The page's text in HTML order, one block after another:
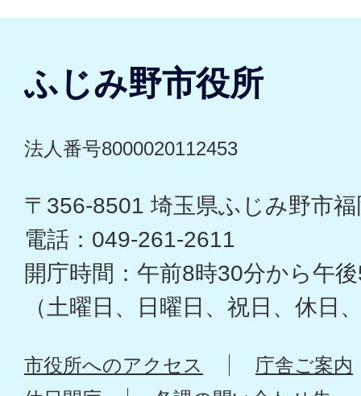
ふじみ野市役所
法人番号8000020112453
〒356-8501 埼玉県ふじみ野市
電話：049-261-2611
開庁時間：午前8時30分から午
（土曜日、日曜日、祝日、休日
市役所へのアクセス
庁舎ご案内